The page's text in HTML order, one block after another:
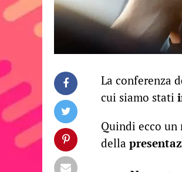
La conferenza
cui siamo stati
Quindi ecco un
della